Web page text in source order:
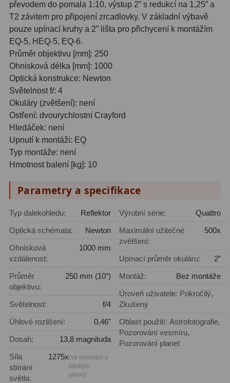
S mřížkou6
Speciální1
Ostatní29
Barlow65
Filtry182
Měsíční a Polarizační
Sluneční44
Mlhovinové14
OIII3
Hβ4
SII2
Planetární
Proti světelnému znečištění
Barevné 66
Planetární kamery20
převodem do pomala 1:10, výstup 2” s redukcí na 1,25” a
T2 závitem pro připojení zrcadlovky. V základní výbavě
pouze upínací kruhy a 2” lišta pro přichycení k montážím
EQ-5, HEQ-5, EQ-6.
Průměr objektivu [mm]: 250
Ohnisková délka [mm]: 1000
Optická konstrukce: Newton
Světelnost f/: 4
Okuláry (zvětšení): není
Ostření: dvourychlostní Crayford
Hledáček: není
Upnutí k montáži: EQ
Typ montáže: není
Hmotnost balení [kg]: 10
Parametry a specifikace
Typ dalekohledu:
Reflektor
Optická schémata:
Newton
Ohnisková
vzdálenost:
1000 mm
Průměr
objektivu:
250 mm (10″)
Světelnost:
f/4
Úhlové rozlišení:
0,46"
Dosah:
13,8 magnituda
Síla
sbírání
světla:
1275x(ve srovnání s
lidským
okem)
Výrobní série:
Quattro
Maximální užitečné
zvětšení:
500x
Upínací průměr okuláru:
2″
Montáž:
Bez montáže
Úroveň uživatele: Pokročilý,
Zkušený
Oblast použití: Astrofotografie,
Pozorování vesmíru,
Pozorování planet